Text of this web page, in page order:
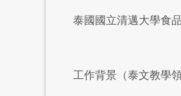
泰國國立清邁大學食
工作背景（泰文教學